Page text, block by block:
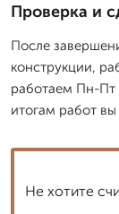
Проверка и
После
конструкции,
работаем Пн-Пт
итогам работ
Не хотите